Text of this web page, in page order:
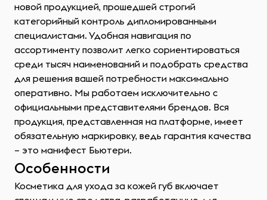
новой продукцией, прошедшей строгий
категорийный контроль дипломированными
специалистами. Удобная навигация по
ассортименту позволит легко сориентироваться
среди тысяч наименований и подобрать средства
для решения вашей потребности максимально
оперативно. Мы работаем исключительно с
официальными представителями брендов. Вся
продукция, представленная на платформе, имеет
обязательную маркировку, ведь гарантия качества
– это манифест Бьютери.
Особенности
Косметика для ухода за кожей губ включает